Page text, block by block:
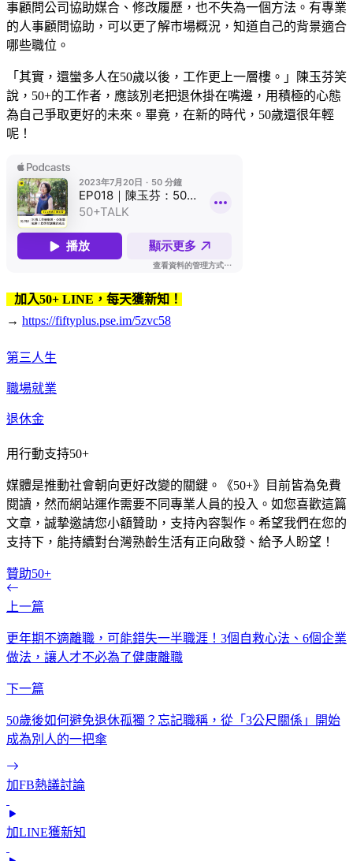
事顧問公司協助媒合、修改履歷，也不失為一個方法。有專業
的人事顧問協助，可以更了解市場概況，知道自己的背景適合
哪些職位。
「其實，還蠻多人在50歲以後，工作更上一層樓。」陳玉芬笑
說，50+的工作者，應該別老把退休掛在嘴邊，用積極的心態
為自己爭取更好的未來。畢竟，在新的時代，50歲還很年輕
呢！
加入50+ LINE，每天獲新知！
→ https://fiftyplus.pse.im/5zvc58
第三人生
職場就業
退休金
用行動支持50+
媒體是推動社會朝向更好改變的關鍵。《50+》目前皆為免費
閱讀，然而網站運作需要不同專業人員的投入。如您喜歡這篇
文章，誠摯邀請您小額贊助，支持內容製作。希望我們在您的
支持下，能持續對台灣熟齡生活有正向啟發、給予人盼望！
贊助50+
上一篇
更年期不適離職，可能錯失一半職涯！3個自救心法、6個企業
做法，讓人才不必為了健康離職
下一篇
50歲後如何避免退休孤獨？忘記職稱，從「3公尺關係」開始
成為別人的一把傘
加FB熱議討論
加LINE獲新知